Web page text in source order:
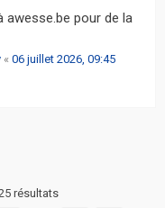
awesse.be pour de la
« 06 juillet 2026, 09:45
résultats